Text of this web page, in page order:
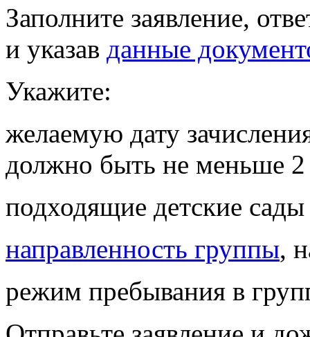
Заполните заявление,
и указав данные
Укажите:
желаемую дату
должно быть не меньше 2
подходящие детские сады
направленность группы,
режим пребывания в